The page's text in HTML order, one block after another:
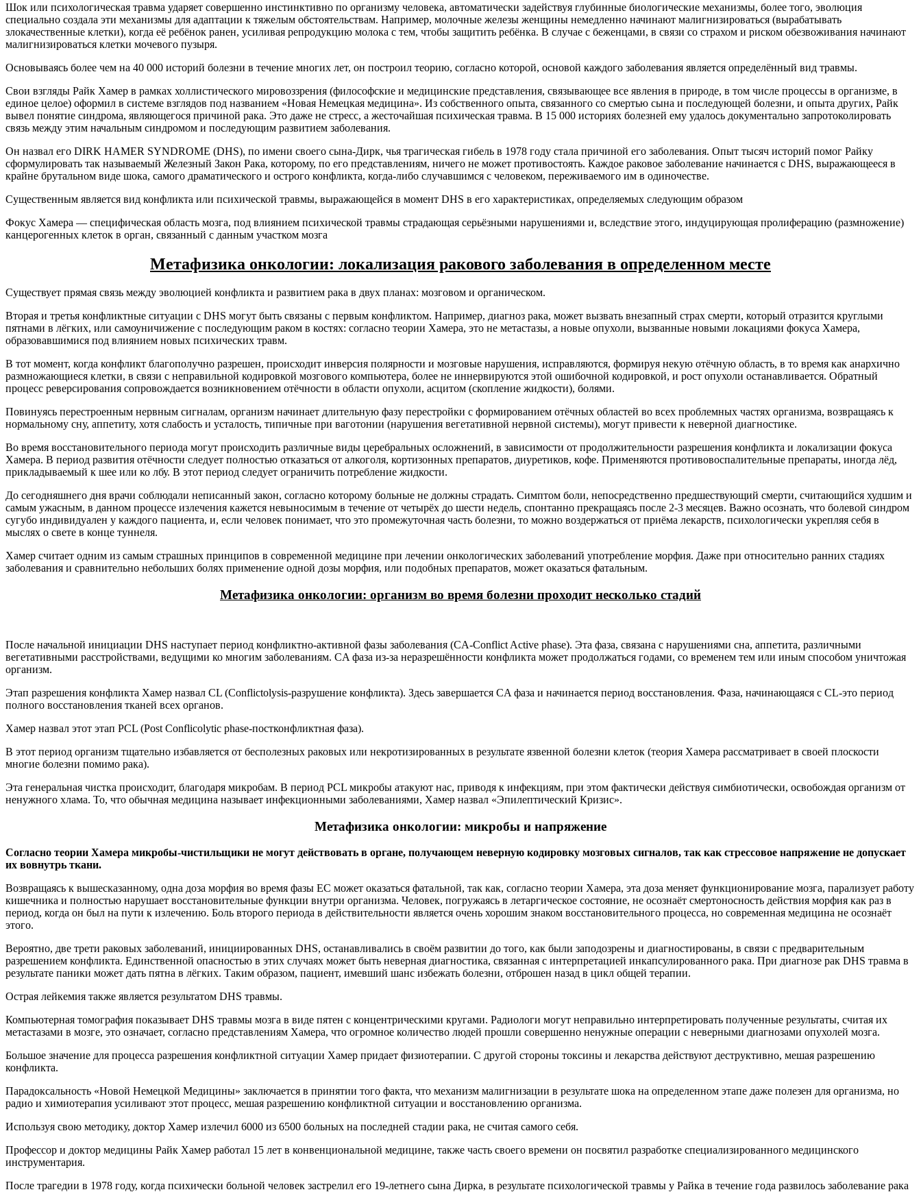
Шок или психологическая травма ударяет совершенно инстинктивно по организму человека, автоматически задействуя глубинные биологические механизмы, более того, эволюция
специально создала эти механизмы для адаптации к тяжелым обстоятельствам. Например, молочные железы женщины немедленно начинают малигнизироваться (вырабатывать
злокачественные клетки), когда её ребёнок ранен, усиливая репродукцию молока с тем, чтобы защитить ребёнка. В случае с беженцами, в связи со страхом и риском обезвоживания начинают
малигнизироваться клетки мочевого пузыря.
Основываясь более чем на 40 000 историй болезни в течение многих лет, он построил теорию, согласно которой, основой каждого заболевания является определённый вид травмы.
Свои взгляды Райк Хамер в рамках холлистического мировоззрения (философские и медицинские представления, связывающее все явления в природе, в том числе процессы в организме, в
единое целое) оформил в системе взглядов под названием «Новая Немецкая медицина». Из собственного опыта, связанного со смертью сына и последующей болезни, и опыта других, Райк
вывел понятие синдрома, являющегося причиной рака. Это даже не стресс, а жесточайшая психическая травма. В 15 000 историях болезней ему удалось документально запротоколировать
связь между этим начальным синдромом и последующим развитием заболевания.
Он назвал его DIRK HAMER SYNDROME (DHS), по имени своего сына-Дирк, чья трагическая гибель в 1978 году стала причиной его заболевания. Опыт тысяч историй помог Райку
сформулировать так называемый Железный Закон Рака, которому, по его представлениям, ничего не может противостоять. Каждое раковое заболевание начинается с DHS, выражающееся в
крайне брутальном виде шока, самого драматического и острого конфликта, когда-либо случавшимся с человеком, переживаемого им в одиночестве.
Существенным является вид конфликта или психической травмы, выражающейся в момент DHS в его характеристиках, определяемых следующим образом
Фокус Хамера — специфическая область мозга, под влиянием психической травмы страдающая серьёзными нарушениями и, вследствие этого, индуцирующая пролиферацию (размножение)
канцерогенных клеток в орган, связанный с данным участком мозга
Метафизика онкологии: локализация ракового заболевания в определенном месте
Существует прямая связь между эволюцией конфликта и развитием рака в двух планах: мозговом и органическом.
Вторая и третья конфликтные ситуации с DHS могут быть связаны с первым конфликтом. Например, диагноз рака, может вызвать внезапный страх смерти, который отразится круглыми
пятнами в лёгких, или самоуничижение с последующим раком в костях: согласно теории Хамера, это не метастазы, а новые опухоли, вызванные новыми локациями фокуса Хамера,
образовавшимися под влиянием новых психических травм.
В тот момент, когда конфликт благополучно разрешен, происходит инверсия полярности и мозговые нарушения, исправляются, формируя некую отёчную область, в то время как анархично
размножающиеся клетки, в связи с неправильной кодировкой мозгового компьютера, более не иннервируются этой ошибочной кодировкой, и рост опухоли останавливается. Обратный
процесс реверсирования сопровождается возникновением отёчности в области опухоли, асцитом (скопление жидкости), болями.
Повинуясь перестроенным нервным сигналам, организм начинает длительную фазу перестройки с формированием отёчных областей во всех проблемных частях организма, возвращаясь к
нормальному сну, аппетиту, хотя слабость и усталость, типичные при ваготонии (нарушения вегетативной нервной системы), могут привести к неверной диагностике.
Во время восстановительного периода могут происходить различные виды церебральных осложнений, в зависимости от продолжительности разрешения конфликта и локализации фокуса
Хамера. В период развития отёчности следует полностью отказаться от алкоголя, кортизонных препаратов, диуретиков, кофе. Применяются противовоспалительные препараты, иногда лёд,
прикладываемый к шее или ко лбу. В этот период следует ограничить потребление жидкости.
До сегодняшнего дня врачи соблюдали неписанный закон, согласно которому больные не должны страдать. Симптом боли, непосредственно предшествующий смерти, считающийся худшим и
самым ужасным, в данном процессе излечения кажется невыносимым в течение от четырёх до шести недель, спонтанно прекращаясь после 2-3 месяцев. Важно осознать, что болевой синдром
сугубо индивидуален у каждого пациента, и, если человек понимает, что это промежуточная часть болезни, то можно воздержаться от приёма лекарств, психологически укрепляя себя в
мыслях о свете в конце туннеля.
Хамер считает одним из самым страшных принципов в современной медицине при лечении онкологических заболеваний употребление морфия. Даже при относительно ранних стадиях
заболевания и сравнительно небольших болях применение одной дозы морфия, или подобных препаратов, может оказаться фатальным.
Метафизика онкологии: организм во время болезни проходит несколько стадий
После начальной инициации DHS наступает период конфликтно-активной фазы заболевания (CA-Conflict Active phase). Эта фаза, связана с нарушениями сна, аппетита, различными
вегетативными расстройствами, ведущими ко многим заболеваниям. CA фаза из-за неразрешённости конфликта может продолжаться годами, со временем тем или иным способом уничтожая
организм.
Этап разрешения конфликта Хамер назвал CL (Conflictolysis-разрушение конфликта). Здесь завершается CA фаза и начинается период восстановления. Фаза, начинающаяся с CL-это период
полного восстановления тканей всех органов.
Хамер назвал этот этап PCL (Post Conflicolytic phase-постконфликтная фаза).
В этот период организм тщательно избавляется от бесполезных раковых или некротизированных в результате язвенной болезни клеток (теория Хамера рассматривает в своей плоскости
многие болезни помимо рака).
Эта генеральная чистка происходит, благодаря микробам. В период PCL микробы атакуют нас, приводя к инфекциям, при этом фактически действуя симбиотически, освобождая организм от
ненужного хлама. То, что обычная медицина называет инфекционными заболеваниями, Хамер назвал «Эпилептический Кризис».
Метафизика онкологии: микробы и напряжение
Согласно теории Хамера микробы-чистильщики не могут действовать в органе, получающем неверную кодировку мозговых сигналов, так как стрессовое напряжение не допускает
их вовнутрь ткани.
Возвращаясь к вышесказанному, одна доза морфия во время фазы EC может оказаться фатальной, так как, согласно теории Хамера, эта доза меняет функционирование мозга, парализует работу
кишечника и полностью нарушает восстановительные функции внутри организма. Человек, погружаясь в летаргическое состояние, не осознаёт смертоносность действия морфия как раз в
период, когда он был на пути к излечению. Боль второго периода в действительности является очень хорошим знаком восстановительного процесса, но современная медицина не осознаёт
этого.
Вероятно, две трети раковых заболеваний, инициированных DHS, останавливались в своём развитии до того, как были заподозрены и диагностированы, в связи с предварительным
разрешением конфликта. Единственной опасностью в этих случаях может быть неверная диагностика, связанная с интерпретацией инкапсулированного рака. При диагнозе рак DHS травма в
результате паники может дать пятна в лёгких. Таким образом, пациент, имевший шанс избежать болезни, отброшен назад в цикл общей терапии.
Острая лейкемия также является результатом DHS травмы.
Компьютерная томография показывает DHS травмы мозга в виде пятен с концентрическими кругами. Радиологи могут неправильно интерпретировать полученные результаты, считая их
метастазами в мозге, это означает, согласно представлениям Хамера, что огромное количество людей прошли совершенно ненужные операции с неверными диагнозами опухолей мозга.
Большое значение для процесса разрешения конфликтной ситуации Хамер придает физиотерапии. С другой стороны токсины и лекарства действуют деструктивно, мешая разрешению
конфликта.
Парадоксальность «Новой Немецкой Медицины» заключается в принятии того факта, что механизм малигнизации в результате шока на определенном этапе даже полезен для организма, но
радио и химиотерапия усиливают этот процесс, мешая разрешению конфликтной ситуации и восстановлению организма.
Используя свою методику, доктор Хамер излечил 6000 из 6500 больных на последней стадии рака, не считая самого себя.
Профессор и доктор медицины Райк Хамер работал 15 лет в конвенциональной медицине, также часть своего времени он посвятил разработке специализированного медицинского
инструментария.
После трагедии в 1978 году, когда психически больной человек застрелил его 19-летнего сына Дирка, в результате психологической травмы у Райка в течение года развилось заболевание рака